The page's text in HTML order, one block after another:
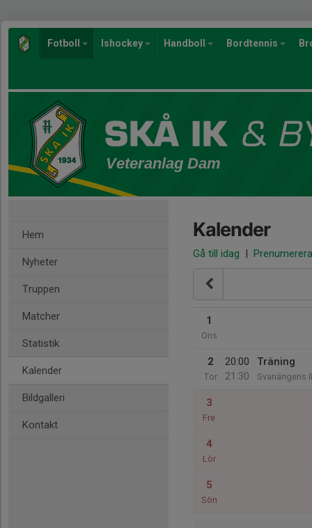
Fotboll Ishockey Handboll Bordtennis
Veteranlag Dam
Hem
Nyheter
Truppen
Matcher
Statistik
Kalender
Bildgalleri
Kontakt
Kalender
Gå till idag | Prenumerera
1
Ons
2
Tor
20:00
21:30
Träning
Svanängens
3
Fre
4
Lör
5
Sön